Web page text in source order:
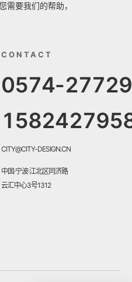
需要我们的帮助，
CONTACT
0574-
CITY@CITY-DESIGN.CN
中国·宁波·江北区同济路
云汇中心3号1312